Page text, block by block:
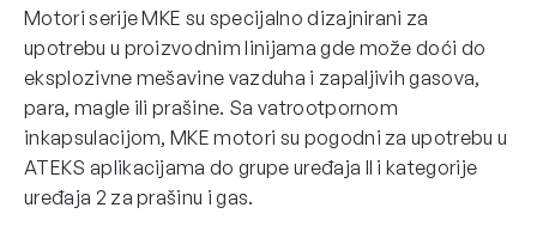
Motori serije MKE su specijalno dizajnirani za
upotrebu u proizvodnim linijama gde može doći do
eksplozivne mešavine vazduha i zapaljivih gasova,
para, magle ili prašine. Sa vatrootpornom
inkapsulacijom, MKE motori su pogodni za upotrebu u
ATEKS aplikacijama do grupe uređaja II i kategorije
uređaja 2 za prašinu i gas.